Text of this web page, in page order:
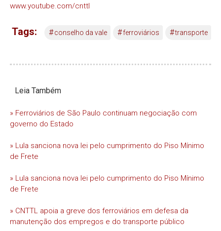
www.youtube.com/cnttl
Tags: #conselho da vale #ferroviários #transporte
Leia Também
» Ferroviários de São Paulo continuam negociação com
governo do Estado
» Lula sanciona nova lei pelo cumprimento do Piso Mínimo
de Frete
» Lula sanciona nova lei pelo cumprimento do Piso Mínimo
de Frete
» CNTTL apoia a greve dos ferroviários em defesa da
manutenção dos empregos e do transporte público